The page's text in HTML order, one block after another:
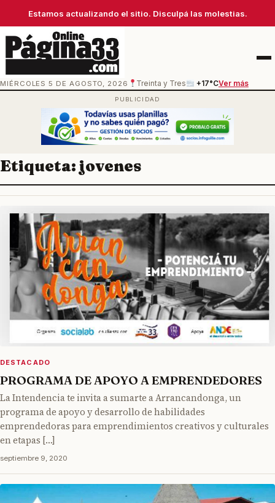
Estamos actualizando el sitio. Disculpá las molestias.
MIÉRCOLES 5 DE AGOSTO, 2026 Treinta y Tres +17°CVer más
Menú
Etiqueta:jovenes
DESTACADO
PROGRAMA DE APOYO A EMPRENDEDORES
La Intendencia te invita a sumarte a Arrancandonga, un
programa de apoyo y desarrollo de habilidades
emprendedoras para emprendimientos creativos y culturales
en etapas […]
septiembre 9, 2020